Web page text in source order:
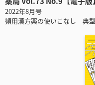
2022年8月号
頻用漢方薬の使いこなし 典